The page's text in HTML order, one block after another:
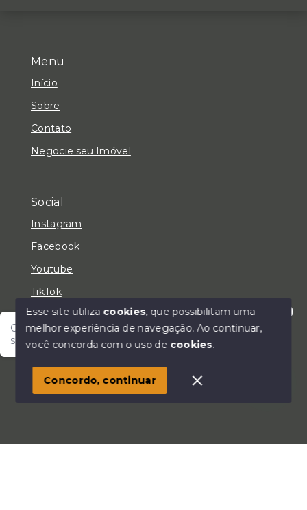
Olá! Fale com um de nossos corretores e encontre
seu lar!
Menu
Início
Sobre
Contato
Negocie seu Imóvel
Social
Instagram
Facebook
Youtube
TikTok
© Copyright 2026 - LC Negócios Imobiliários - Todos
SITE PARA IMOBILIARIA
Esse site utiliza cookies, que possibilitam uma
melhor experiência de navegação.Ao continuar,
você concorda com o uso de cookies.
Concordo, continuar